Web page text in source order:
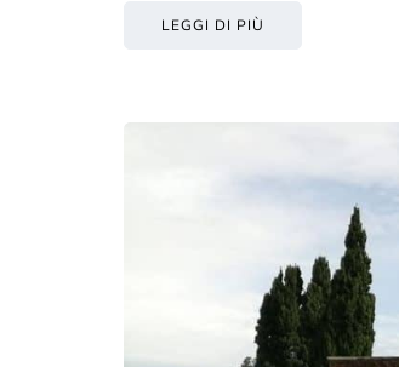
LEGGI DI PIÙ